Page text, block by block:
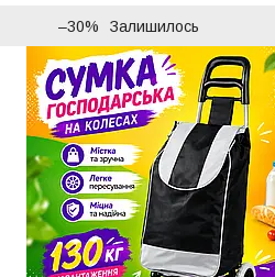
–30% Залишилось